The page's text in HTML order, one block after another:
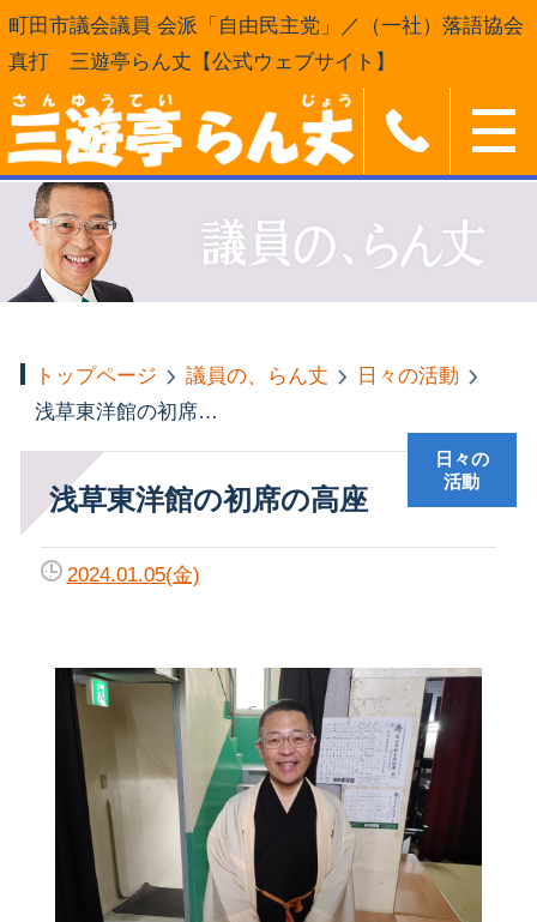
町田市議会議員 会派「自由民主党」／（一社）落語協会
真打 三遊亭らん丈【公式ウェブサイト】
トップページ 議員の、らん丈
日々の活動
浅草東洋館の初席の高座
浅草東洋館の初席の高座
日々の
活動
2024.01.05(金)